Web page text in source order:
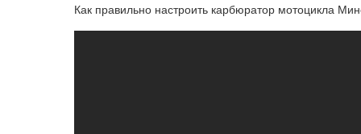
Как правильно настроить карбюратор мотоцикла